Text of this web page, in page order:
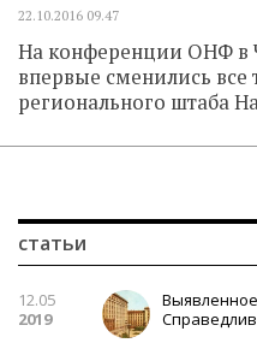
22.10.2016 09.47
На конференции ОНФ в
впервые сменились все
регионального штаба
статьи
12.05
2019